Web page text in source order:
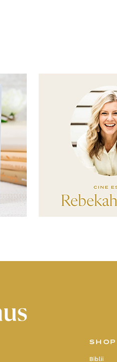
SHOP
Biblii